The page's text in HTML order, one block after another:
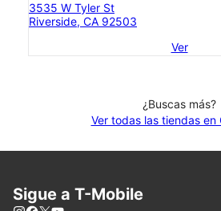
3535 W Tyler St
Riverside, CA 92503
Ver
¿Buscas más?
Ver todas las tiendas en